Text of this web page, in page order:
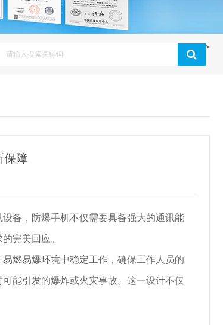
>
保障
备，防爆手机不仅需要具备强大的通讯能
完美回应。
燃易爆环境中稳定工作，确保工作人员的
能引发的爆炸或火灾事故。这一设计不仅